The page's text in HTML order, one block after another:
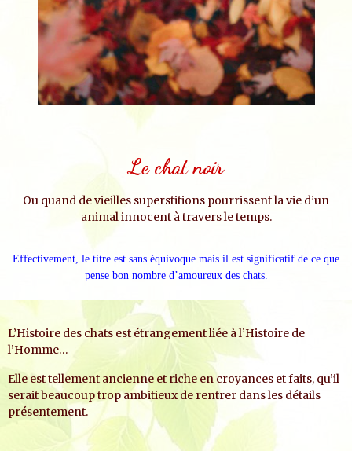
Le chat noir
Ou quand de vieilles superstitions pourrissent la vie d’un
animal innocent à travers le temps.
Effectivement, le titre est sans équivoque mais il est significatif de ce que
pense bon nombre d’amoureux des chats.
L’Histoire des chats est étrangement liée à l’Histoire de
l’Homme…
Elle est tellement ancienne et riche en croyances et faits, qu’il
serait beaucoup trop ambitieux de rentrer dans les détails
présentement.